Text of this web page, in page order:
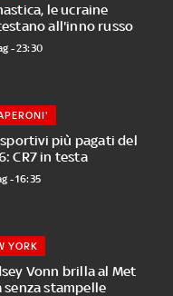
le ucraine
all'inno russo
- 23:30
più pagati del
CR7 in testa
- 16:35
Vonn brilla al Met
senza stampelle
YORK